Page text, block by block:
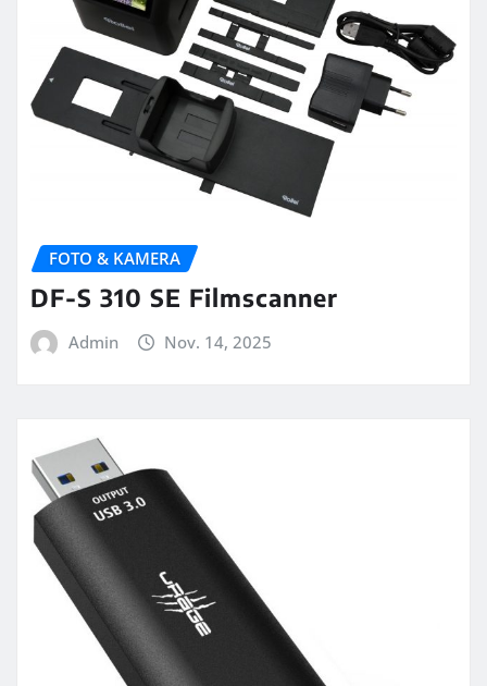
FOTO & KAMERA
DF-S 310 SE Filmscanner
Admin Nov. 14, 2025